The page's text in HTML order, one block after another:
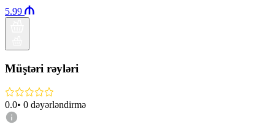
5.99
Müştəri rəyləri
0.0• 0 dəyərləndirmə